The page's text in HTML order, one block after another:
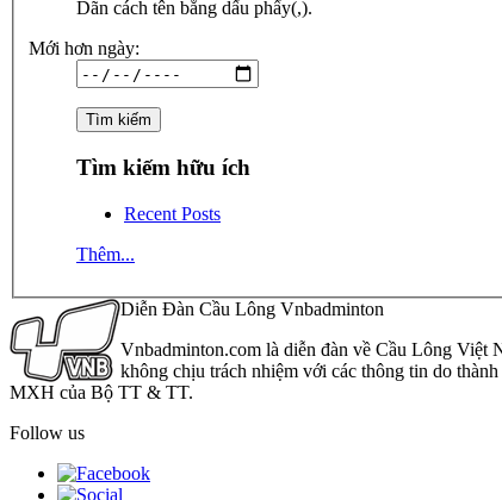
Dãn cách tên bằng dấu phẩy(,).
Mới hơn ngày:
Tìm kiếm hữu ích
Recent Posts
Thêm...
Diễn Đàn Cầu Lông Vnbadminton
Vnbadminton.com là diễn đàn về Cầu Lông Việt
không chịu trách nhiệm với các thông tin do
MXH của Bộ TT & TT.
Follow us